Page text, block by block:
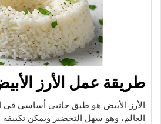
طريقة عمل الأرز
الأرز الأبيض هو طبق جانبي أساسي في
العالم، وهو سهل التحضير ويمكن